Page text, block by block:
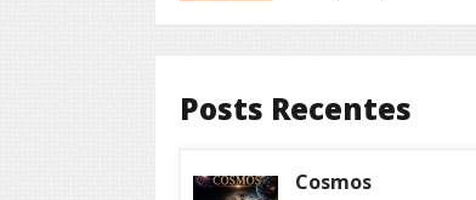
Posts Recentes
Cosmos